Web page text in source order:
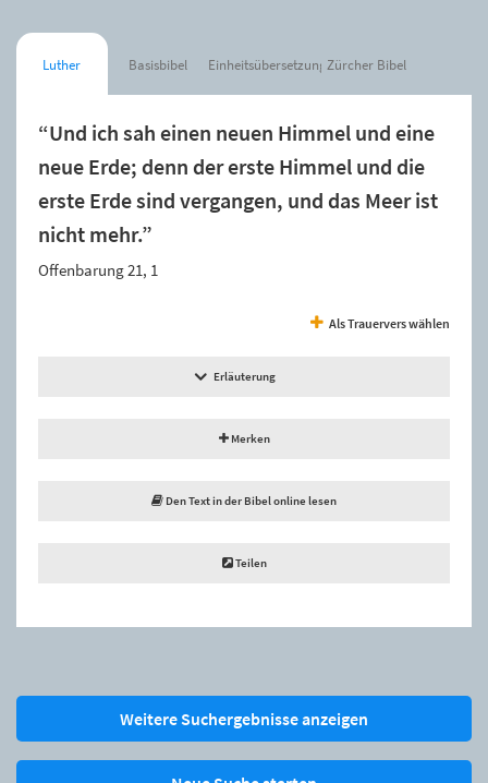
Luther Basisbibel Einheitsübersetzung Zürcher Bibel
“Und ich sah einen neuen Himmel und eine
neue Erde; denn der erste Himmel und die
erste Erde sind vergangen, und das Meer ist
nicht mehr.”
Offenbarung 21, 1
Als Trauervers wählen
Erläuterung
Merken
Den Text in der Bibel online lesen
Teilen
Weitere Suchergebnisse anzeigen